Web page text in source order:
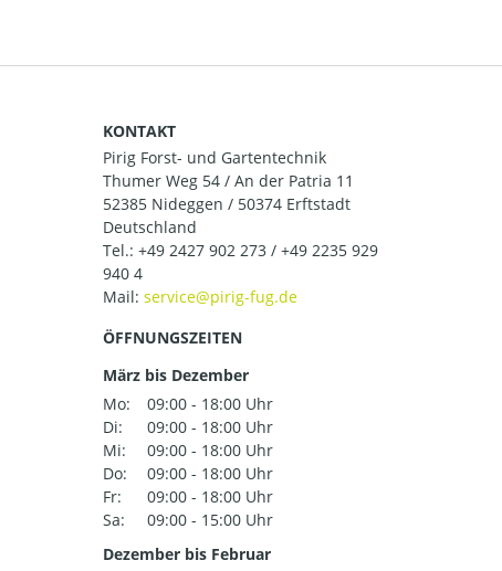
KONTAKT
Pirig Forst- und Gartentechnik
Thumer Weg 54 / An der Patria 11
52385 Nideggen / 50374 Erftstadt
Deutschland
Tel.: +49 2427 902 273 / +49 2235 929
940 4
Mail:
ÖFFNUNGSZEITEN
März bis Dezember
Mo:
09:00 - 18:00 Uhr
Di:
09:00 - 18:00 Uhr
Mi:
09:00 - 18:00 Uhr
Do:
09:00 - 18:00 Uhr
Fr:
09:00 - 18:00 Uhr
Sa:
09:00 - 15:00 Uhr
Dezember bis Februar